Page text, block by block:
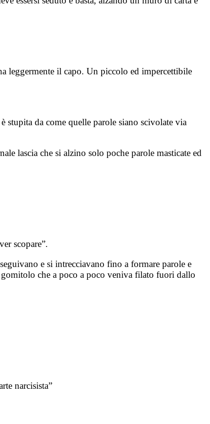
leggermente il capo. Un piccolo ed impercettibile
stupita da come quelle parole siano scivolate via
lascia che si alzino solo poche parole masticate ed
scopare”.
e si intrecciavano fino a formare parole e
gomitolo che a poco a poco veniva filato fuori dallo
narcisista”